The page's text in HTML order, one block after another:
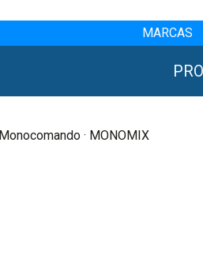
MARCAS
Monocomando· MONOMIX